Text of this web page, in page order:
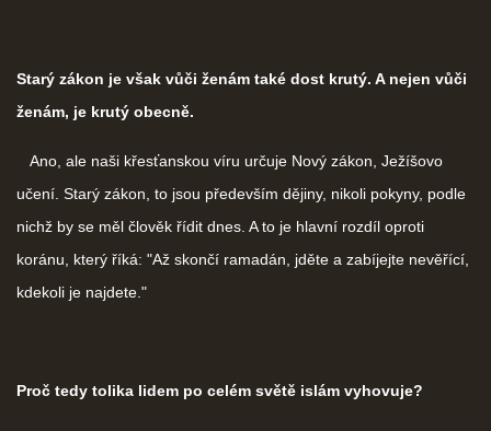
Starý zákon je však vůči ženám také dost krutý. A nejen vůči
ženám, je krutý obecně.
Ano, ale naši křesťanskou víru určuje Nový zákon, Ježíšovo
učení. Starý zákon, to jsou především dějiny, nikoli pokyny, podle
nichž by se měl člověk řídit dnes. A to je hlavní rozdíl oproti
koránu, který říká: "Až skončí ramadán, jděte a zabíjejte nevěřící,
kdekoli je najdete."
Proč tedy tolika lidem po celém světě islám vyhovuje?